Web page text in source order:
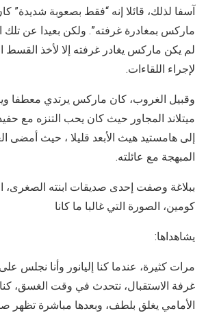
آسفا لذلك، قائلا إنه “فقط بصعوبة شديدة”
ماركس بمغادرة غرفته”. ولكن بعيدا عن تلك
لم يكن ماركس يغادر غرفته إلا لأخذ القسط
لإجراء اللقاءات.
وقبيل الغروب، كان ماركس يرتدي معطفا
ميتلاند المجاور حيث كان يحب التنزه مع
إلى هامستيد هيث الأبعد قليلا ، حيث أمضى
المبهجة مع عائلته.
ببلاغة وصفت إحدى صديقات ابنته الصغرى،
كومين، الصورة التي غالبا ما كانا
يشاهداها:
مرات كثيرة، عندما كنا إليانور وأنا نجلس
غرفة الاستقبال، نتحدث في وقت الغسق،
الأمامي يغلق بلطف، وبعدها مباشرة تظهر